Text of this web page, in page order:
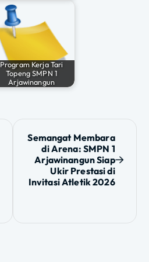
Program Kerja Tari
Topeng SMPN 1
Arjawinangun
Semangat Membara
di Arena: SMPN 1
Arjawinangun Siap
Ukir Prestasi di
Invitasi Atletik 2026